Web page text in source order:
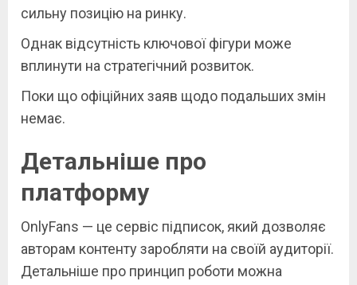
сильну позицію на ринку.
Однак відсутність ключової фігури може
вплинути на стратегічний розвиток.
Поки що офіційних заяв щодо подальших змін
немає.
Детальніше про
платформу
OnlyFans — це сервіс підписок, який дозволяє
авторам контенту заробляти на своїй аудиторії.
Детальніше про принцип роботи можна